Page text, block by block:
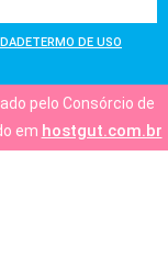
TERMO DE USO
pelo Consórcio de
em hostgut.com.br